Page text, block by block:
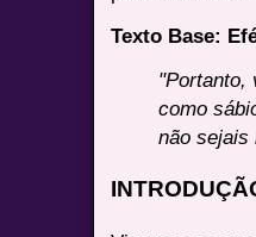
Texto Base:
"Portanto,
como
não sejais